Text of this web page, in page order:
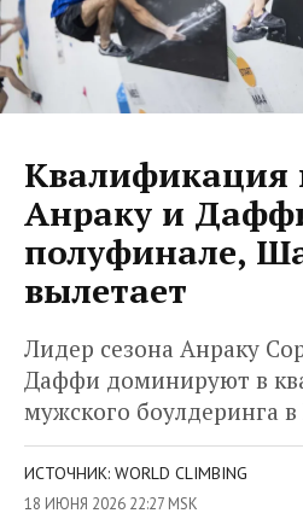
Квалификация
Анраку и
полуфинале,
вылетает
Лидер сезона Анраку
Даффи доминируют в
мужского боулдеринга
ИСТОЧНИК: WORLD CLIMBING
18 ИЮНЯ 2026 22:27 MSK